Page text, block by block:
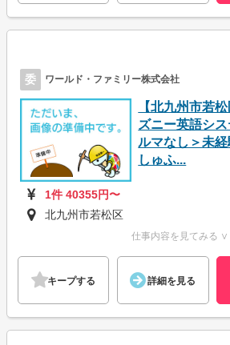
委 ワールド・ファミリー株式会社
【北九州市若
ズニー英語シ
ルマなし＞未
しゅふ...
1件 40355円〜
北九州市若松区
仕事内容を見てみる ∨
キープする 詳細を見る